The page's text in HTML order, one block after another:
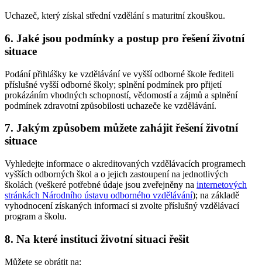
Uchazeč, který získal střední vzdělání s maturitní zkouškou.
6. Jaké jsou podmínky a postup pro řešení životní
situace
Podání přihlášky ke vzdělávání ve vyšší odborné škole řediteli
příslušné vyšší odborné školy; splnění podmínek pro přijetí
prokázáním vhodných schopností, vědomostí a zájmů a splnění
podmínek zdravotní způsobilosti uchazeče ke vzdělávání.
7. Jakým způsobem můžete zahájit řešení životní
situace
Vyhledejte informace o akreditovaných vzdělávacích programech
vyšších odborných škol a o jejich zastoupení na jednotlivých
školách (veškeré potřebné údaje jsou zveřejněny na internetových
stránkách Národního ústavu odborného vzdělávání); na základě
vyhodnocení získaných informací si zvolte příslušný vzdělávací
program a školu.
8. Na které instituci životní situaci řešit
Můžete se obrátit na: